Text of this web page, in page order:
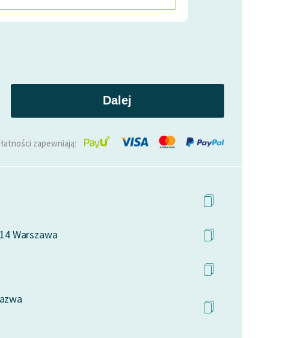
Dalej
zapewniają:
Warszawa